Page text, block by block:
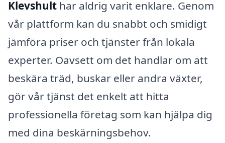
Klevshult har aldrig varit enklare. Genom
vår plattform kan du snabbt och smidigt
jämföra priser och tjänster från lokala
experter. Oavsett om det handlar om att
beskära träd, buskar eller andra växter,
gör vår tjänst det enkelt att hitta
professionella företag som kan hjälpa dig
med dina beskärningsbehov.